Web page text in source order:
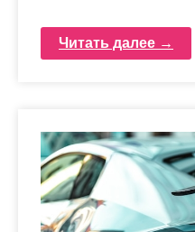
Читать далее →